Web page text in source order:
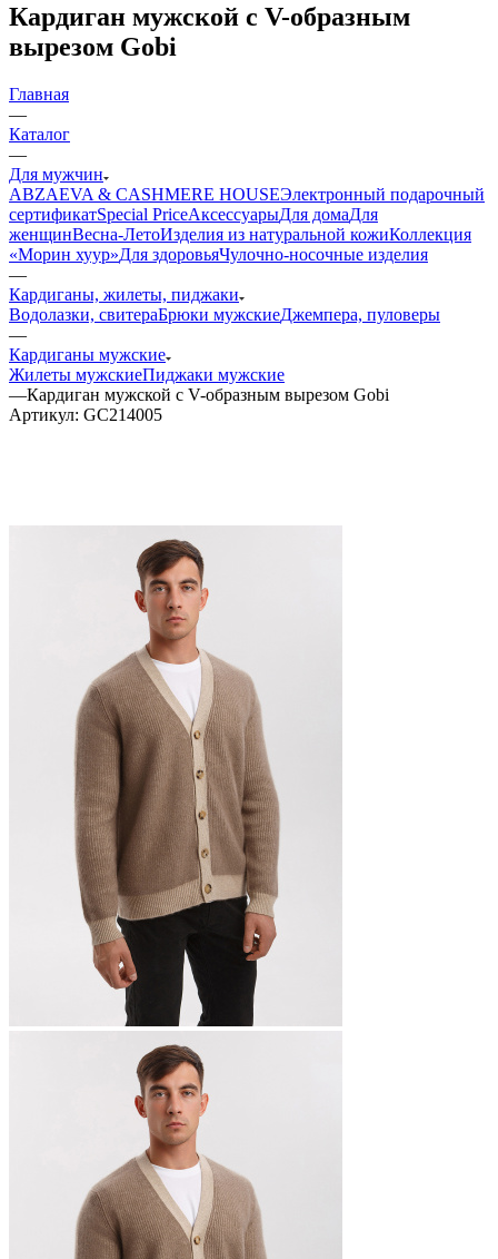
Кардиган мужской с V-образным
вырезом Gobi
Главная
—
Каталог
—
Для мужчин
ABZAEVA & CASHMERE HOUSEЭлектронный подарочный
сертификатSpecial PriceАксессуарыДля домаДля
женщинВесна-ЛетоИзделия из натуральной кожиКоллекция
«Морин хуур»Для здоровьяЧулочно-носочные изделия
—
Кардиганы, жилеты, пиджаки
Водолазки, свитераБрюки мужскиеДжемпера, пуловеры
—
Кардиганы мужские
Жилеты мужскиеПиджаки мужские
—Кардиган мужской с V-образным вырезом Gobi
Артикул: GC214005